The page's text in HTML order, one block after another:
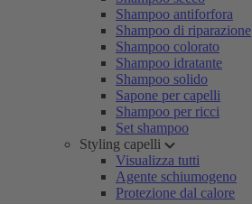
Shampoo antiforfora
Shampoo di riparazione
Shampoo colorato
Shampoo idratante
Shampoo solido
Sapone per capelli
Shampoo per ricci
Set shampoo
Styling capelli
Visualizza tutti
Agente schiumogeno
Protezione dal calore